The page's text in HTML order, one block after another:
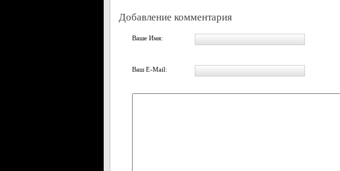
Добавление комментария
Ваше Имя:
Ваш E-Mail: